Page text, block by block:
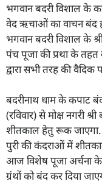
भगवान बदरी विशाल के
वेद ऋचाओं का वाचन बंद
भगवान बदरी विशाल के
पंच पूजा की प्रथा के तहत
द्वारा सभी तरह की वैदिक
बदरीनाथ धाम के कपाट
(रविवार) से मोक्ष नगरी
शीतकाल हेतु रूक जाएगा.
पुरी की कंदराओं में
आज विशेष पूजा अर्चना के
ग्रंथों को बंद कर दिया